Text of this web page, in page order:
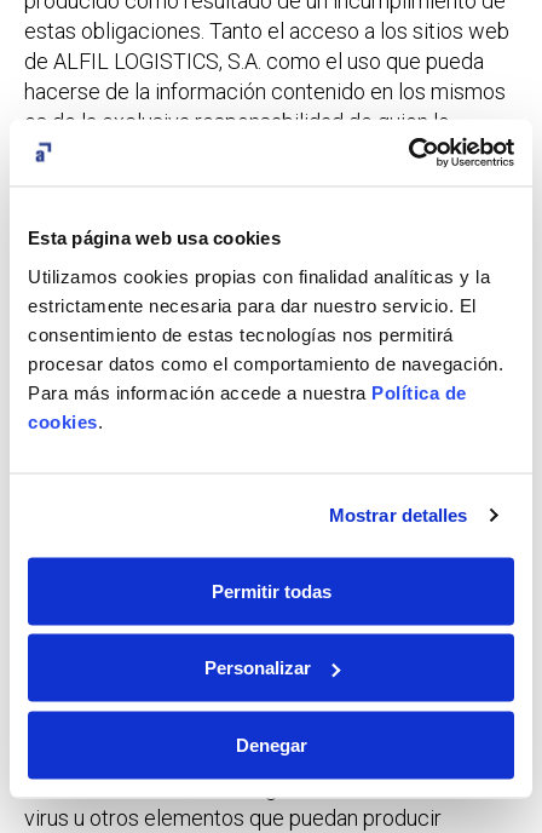
Esta página web usa cookies
Utilizamos cookies propias con finalidad analíticas y la
estrictamente necesaria para dar nuestro servicio. El
consentimiento de estas tecnologías nos permitirá
procesar datos como el comportamiento de navegación.
Para más información accede a nuestra Política de
cookies
Mostrar detalles
Permitir todas
Personalizar
Denegar
estas obligaciones. Tanto el acceso a los sitios web
de ALFIL LOGISTICS, S.A. como el uso que pueda
hacerse de la información contenido en los mismos
es de la exclusiva responsabilidad de quien lo
realiza. ALFIL LOGISTICS, S.A. no responderá de
ALFIL LOGISTICS, S.A. no se responsabiliza de los
posibles errores de seguridad que puedan
producirse ni de cualquier daño o perjuicio que
pueda causarse al sistema informático del Usuario,
los ficheros o documentos almacenados en el
mismo como consecuencia del acceso a las
Páginas web de ALFIL LOGISTICS, S.A. o del uso de
derivada de la concesión o contenidos de los
en los hipervínculos. El establecimiento del
hipervínculo no implica en ningún caso la existencia
de relaciones entre ALFIL LOGISTICS, S.A. y el
propietario de la página Web en la que se
contenidos o servicios allí ofrecidos. Asimismo
ALFIL LOGISTICS, S.A. no garantiza la ausencia de
virus u otros elementos que puedan producir